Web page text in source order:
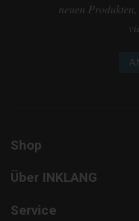
neuen
Shop
Über INKLANG
Service